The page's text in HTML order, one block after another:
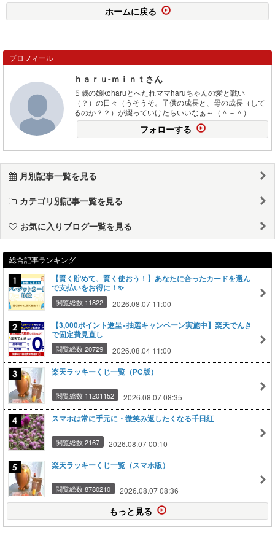
ホームに戻る
プロフィール
ｈａｒｕ-ｍｉｎｔさん
５歳の娘koharuとへたれママharuちゃんの愛と戦い
（？）の日々（うそうそ。子供の成長と、母の成長（して
るのか？？）が綴っていけたらいいなぁ～（＾－＾）
フォローする
月別記事一覧を見る
カテゴリ別記事一覧を見る
お気に入りブログ一覧を見る
総合記事ランキング
【賢く貯めて、賢く使おう！】あなたに合ったカードを選ん
で支払いをお得に！✨
閲覧総数 11822 2026.08.07 11:00
【3,000ポイント進呈×抽選キャンペーン実施中】楽天でんき
で固定費見直し
閲覧総数 20729 2026.08.04 11:00
楽天ラッキーくじ一覧（PC版）
閲覧総数 11201152 2026.08.07 08:35
スマホは常に手元に・微笑み返したくなる千日紅
閲覧総数 2167 2026.08.07 00:10
楽天ラッキーくじ一覧（スマホ版）
閲覧総数 8780210 2026.08.07 08:36
もっと見る